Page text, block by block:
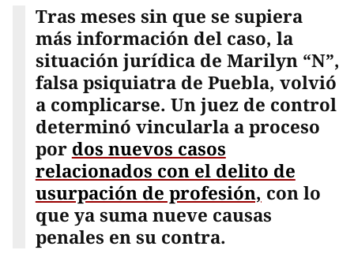
Tras meses sin que se supiera
más información del caso, la
situación jurídica de Marilyn “N”,
falsa psiquiatra de Puebla, volvió
a complicarse. Un juez de control
determinó vincularla a proceso
por dos nuevos casos
relacionados con el delito de
usurpación de profesión, con lo
que ya suma nueve causas
penales en su contra.